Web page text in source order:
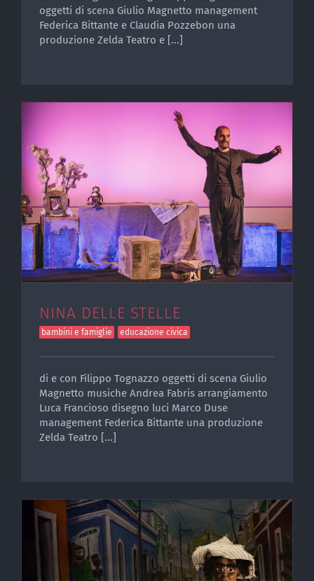
oggetti di scena Giulio Magnetto management
Federica Bittante e Claudia Pozzebon una
produzione Zelda Teatro e [...]
NINA DELLE STELLE
bambini e famiglie educazione civica
di e con Filippo Tognazzo oggetti di scena Giulio
Magnetto musiche Andrea Fabris arrangiamento
Luca Francioso disegno luci Marco Duse
management Federica Bittante una produzione
Zelda Teatro [...]